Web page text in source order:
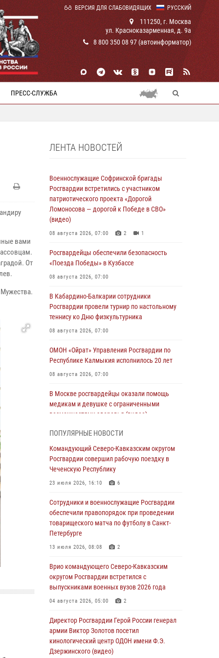
РУССКИЙ
ВЕРСИЯ ДЛЯ СЛАБОВИДЯЩИХ
111250, г. Москва
ул. Красноказарменная, д. 9а
8 800 350 08 97 (автоинформатор)
ПРЕСС-СЛУЖБА
вами
От
ЛЕНТА НОВОСТЕЙ
Военнослужащие Софринской бригады
Росгвардии встретились с участником
патриотического проекта «Дорогой
Ломоносова — дорогой к Победе в СВО»
(видео)
08 августа 2026, 07:00 2 1
Росгвардейцы обеспечили безопасность
«Поезда Победы» в Кузбассе
08 августа 2026, 07:00
В Кабардино-Балкарии сотрудники
Росгвардии провели турнир по настольному
теннису ко Дню физкультурника
08 августа 2026, 07:00
ОМОН «Ойрат» Управления Росгвардии по
Республике Калмыкия исполнилось 20 лет
08 августа 2026, 07:00
В Москве росгвардейцы оказали помощь
медикам и девушке с ограниченными
возможностями здоровья (видео)
Спецназ Росгвардии в Марий Эл почтил
память товарища на тактическом турнире
(видео)
08 августа 2026, 06:15
День физкультурника в Уральском округе
Росгвардии отметили турнирами, мастер-
классами и легкоатлетическими забегами
08 августа 2026, 06:03
приступили к новому курсу подготовки на
Урале
08 августа 2026, 05:00 3
росгвардейцы получают из дома
региональные газеты и поддержку земляков
08 августа 2026, 05:00
ПОПУЛЯРНЫЕ НОВОСТИ
Командующий Северо-Кавказским округом
Росгвардии совершил рабочую поездку в
Чеченскую Республику
23 июля 2026, 16:10 6
Сотрудники и военнослужащие Росгвардии
обеспечили правопорядок при проведении
товарищеского матча по футболу в Санкт-
Петербурге
13 июля 2026, 08:08 2
Врио командующего Северо-Кавказским
округом Росгвардии встретился с
выпускниками военных вузов 2026 года
04 августа 2026, 05:00 2
Директор Росгвардии Герой России генерал
армии Виктор Золотов посетил
кинологический центр ОДОН имени Ф.Э.
Дзержинского (видео)